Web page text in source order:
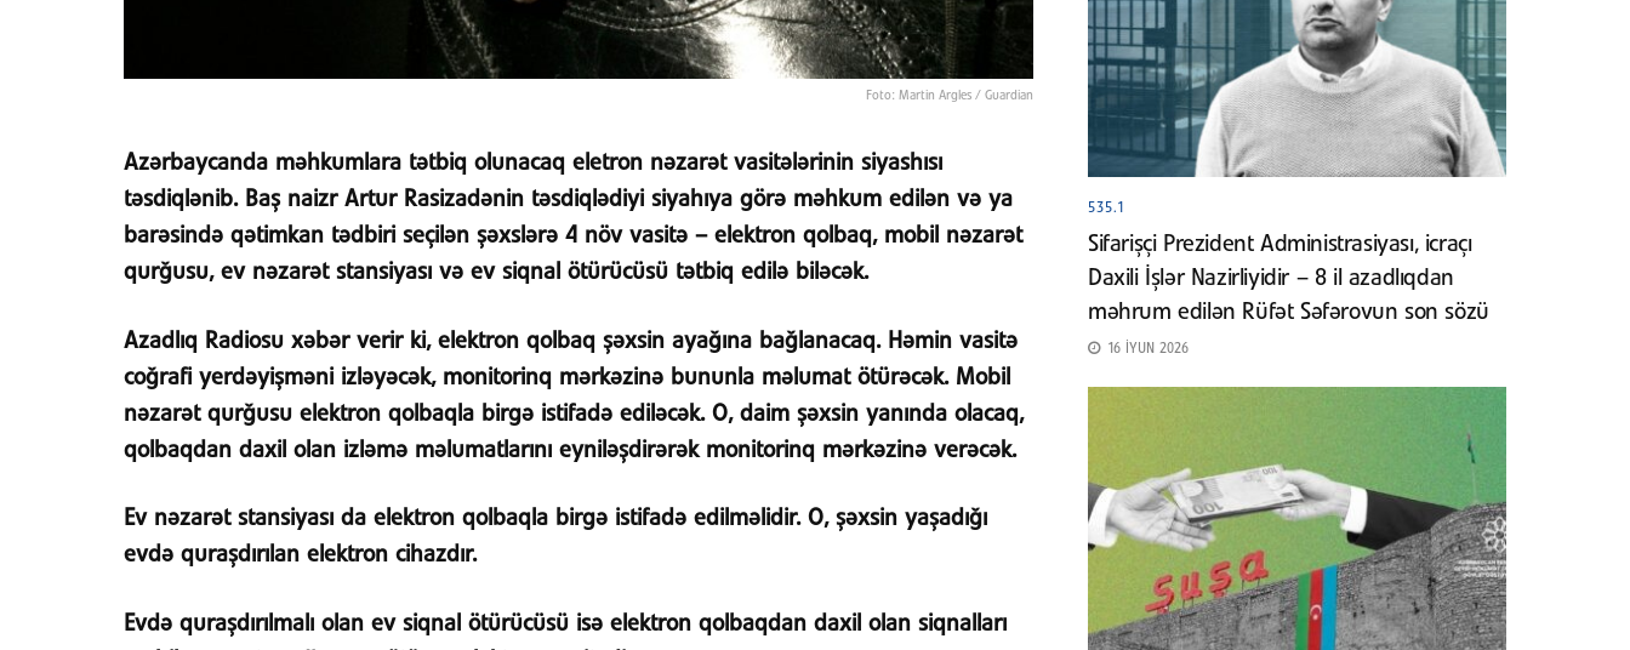
Foto: Martin Argles / Guardian
Azərbaycanda məhkumlara tətbiq olunacaq eletron nəzarət vasitələrinin siyashısı
təsdiqlənib. Baş naizr Artur Rasizadənin təsdiqlədiyi siyahıya görə məhkum edilən və ya
barəsində qətimkan tədbiri seçilən şəxslərə 4 növ vasitə – elektron qolbaq, mobil nəzarət
qurğusu, ev nəzarət stansiyası və ev siqnal ötürücüsü tətbiq edilə biləcək.
Azadlıq Radiosu xəbər verir ki, elektron qolbaq şəxsin ayağına bağlanacaq. Həmin vasitə
coğrafi yerdəyişməni izləyəcək, monitorinq mərkəzinə bununla məlumat ötürəcək. Mobil
nəzarət qurğusu elektron qolbaqla birgə istifadə ediləcək. O, daim şəxsin yanında olacaq,
qolbaqdan daxil olan izləmə məlumatlarını eyniləşdirərək monitorinq mərkəzinə verəcək.
Ev nəzarət stansiyası da elektron qolbaqla birgə istifadə edilməlidir. O, şəxsin yaşadığı
evdə quraşdırılan elektron cihazdır.
Evdə quraşdırılmalı olan ev siqnal ötürücüsü isə elektron qolbaqdan daxil olan siqnalları
535.1
Sifarişçi Prezident Administrasiyası, icraçı
Daxili İşlər Nazirliyidir – 8 il azadlıqdan
məhrum edilən Rüfət Səfərovun son sözü
16 İYUN 2026